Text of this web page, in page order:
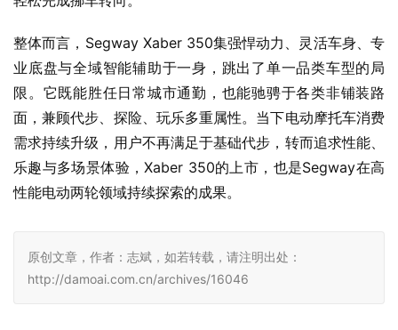
出，提供5度、35度、50度三档角度调节，可有效规避坡道
起步或急加速时的翻车风险。
电子离合则高度还原燃油越野车的操控逻辑，支持弹离合等
专业越野操作，既方便新手学习专业驾驶技巧，也让老玩家
在电动车型上体验到原汁原味的越野操控乐趣。
细节配置同样兼顾实用性与安全性，Xaber 350配备HHC
坡道驻车模式，在坡道停车时可实现自动驻车，杜绝溜车隐
轻松完成挪车转向。
整体而言，Segway Xaber 350集强悍动力、灵活车身、专